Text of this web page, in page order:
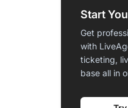
Start
Get
with
ticketing,
base all in